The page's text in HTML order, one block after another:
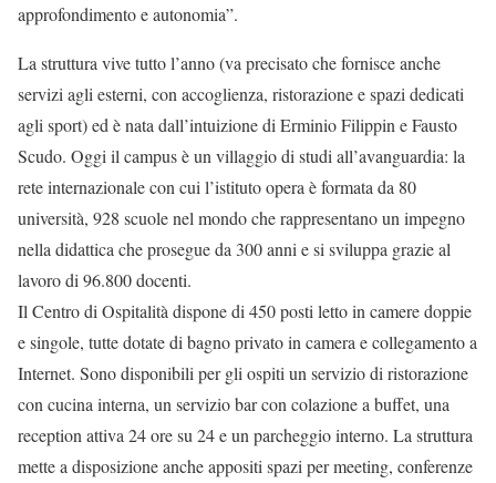
approfondimento e autonomia”.
La struttura vive tutto l’anno (va precisato che fornisce anche
servizi agli esterni, con accoglienza, ristorazione e spazi dedicati
agli sport) ed è nata dall’intuizione di Erminio Filippin e Fausto
Scudo. Oggi il campus è un villaggio di studi all’avanguardia: la
rete internazionale con cui l’istituto opera è formata da 80
università, 928 scuole nel mondo che rappresentano un impegno
nella didattica che prosegue da 300 anni e si sviluppa grazie al
lavoro di 96.800 docenti.
Il Centro di Ospitalità dispone di 450 posti letto in camere doppie
e singole, tutte dotate di bagno privato in camera e collegamento a
Internet. Sono disponibili per gli ospiti un servizio di ristorazione
con cucina interna, un servizio bar con colazione a buffet, una
reception attiva 24 ore su 24 e un parcheggio interno. La struttura
mette a disposizione anche appositi spazi per meeting, conferenze